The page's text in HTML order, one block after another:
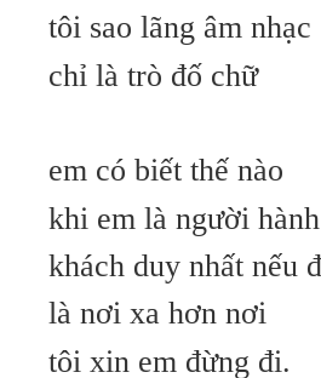
tôi sao lãng âm nhạc
chỉ là trò đố chữ
em có biết thế nào
khi em là người hành
khách duy nhất nếu
là nơi xa hơn nơi
tôi xin em đừng đi.